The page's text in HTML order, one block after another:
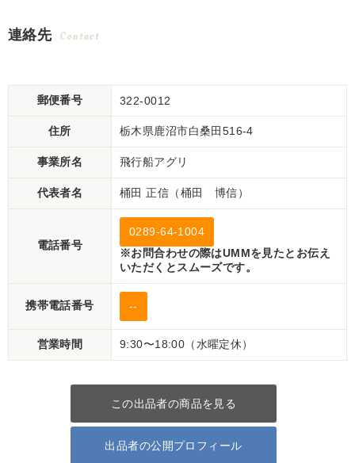
連絡先 Contact
郵便番号 322-0012
住所 栃木県鹿沼市白桑田516-4
事業所名 飛行船アグリ
代表者名 桶田 正信（桶田 博信）
電話番号
0289-64-1004
※お問合わせの際はUMMを見たとお伝え
いただくとスムーズです。
携帯電話番号 --
営業時間 9:30〜18:00（水曜定休）
この出品者の商品を見る
出品者の公開プロフィール